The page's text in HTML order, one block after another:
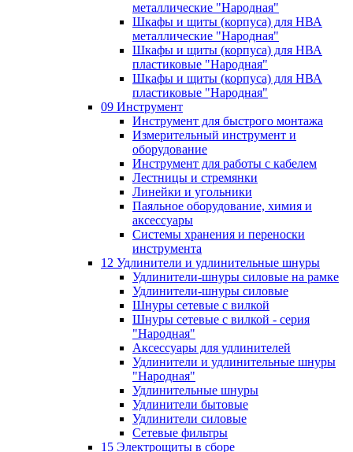
металлические "Народная"
Шкафы и щиты (корпуса) для НВА
металлические "Народная"
Шкафы и щиты (корпуса) для НВА
пластиковые "Народная"
Шкафы и щиты (корпуса) для НВА
пластиковые "Народная"
09 Инструмент
Инструмент для быстрого монтажа
Измерительный инструмент и
оборудование
Инструмент для работы с кабелем
Лестницы и стремянки
Линейки и угольники
Паяльное оборудование, химия и
аксессуары
Системы хранения и переноски
инструмента
12 Удлинители и удлинительные шнуры
Удлинители-шнуры силовые на рамке
Удлинители-шнуры силовые
Шнуры сетевые с вилкой
Шнуры сетевые с вилкой - серия
"Народная"
Аксессуары для удлинителей
Удлинители и удлинительные шнуры
"Народная"
Удлинительные шнуры
Удлинители бытовые
Удлинители силовые
Сетевые фильтры
15 Электрощиты в сборе